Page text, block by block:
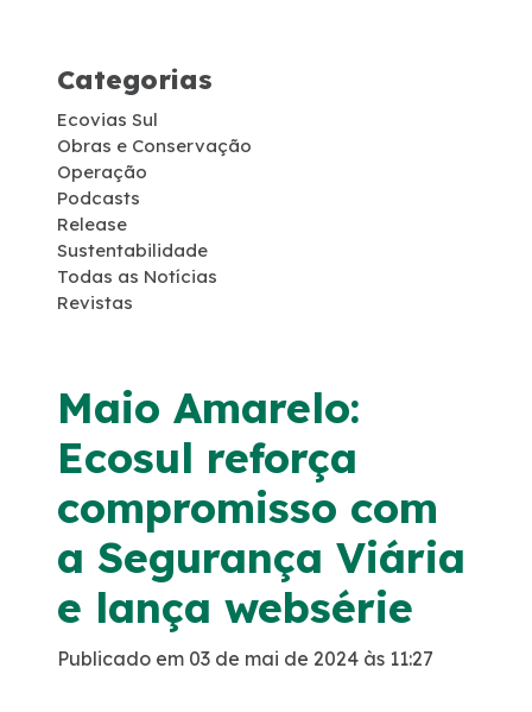
Cargas Especiais
Links Úteis
SAU's
Carta ao Usuário
Notícias
Podcasts
Sustentabilidade
Categorias
Ecovias Sul
Obras e Conservação
Operação
Podcasts
Release
Sustentabilidade
Todas as Notícias
Revistas
Maio Amarelo:
Ecosul reforça
compromisso com
a Segurança Viária
e lança websérie
Publicado em 03 de mai de 2024 às 11:27